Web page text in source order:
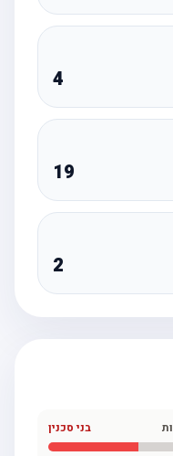
19
בני סכנין